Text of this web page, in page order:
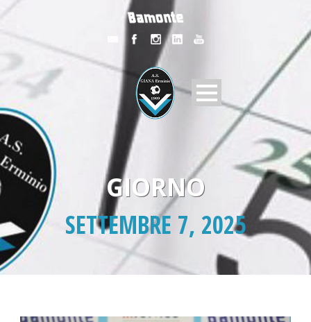
GIORNO
SETTEMBRE 7, 2025